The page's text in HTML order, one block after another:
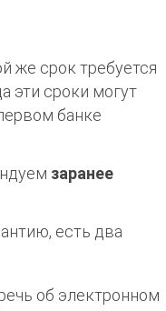
же срок требуется
эти сроки могут
банке
заранее
есть два
об электронном